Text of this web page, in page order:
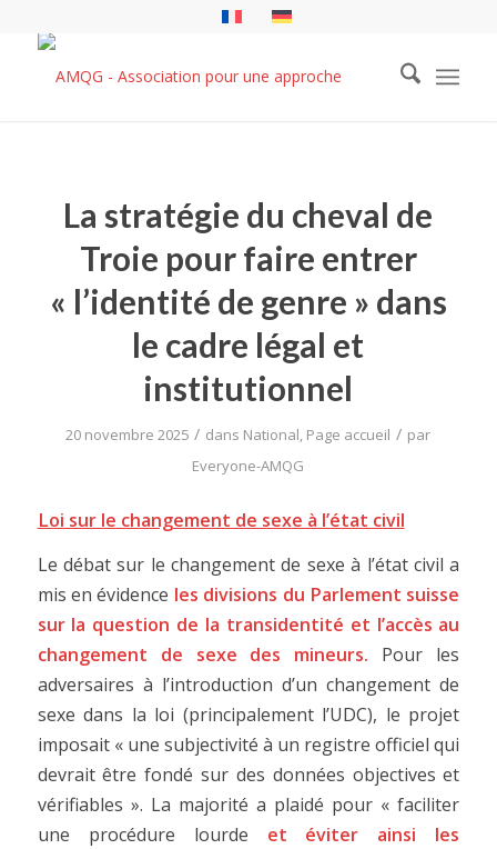
La stratégie du cheval de
Troie pour faire entrer
« l’identité de genre » dans
le cadre légal et
institutionnel
20 novembre 2025 / dans National, Page accueil / par
Everyone-AMQG
Loi sur le changement de sexe à l’état civil
Le débat sur le changement de sexe à l’état civil a
mis en évidence les divisions du Parlement suisse
sur la question de la transidentité et l’accès au
changement de sexe des mineurs. Pour les
adversaires à l’introduction d’un changement de
sexe dans la loi (principalement l’UDC), le projet
imposait « une subjectivité à un registre officiel qui
devrait être fondé sur des données objectives et
vérifiables ». La majorité a plaidé pour « faciliter
une procédure lourde et éviter ainsi les